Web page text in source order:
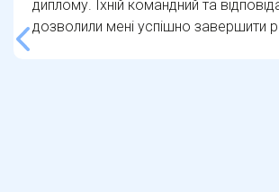
диплому. Їхній командний та
дозволили мені успішно завершити